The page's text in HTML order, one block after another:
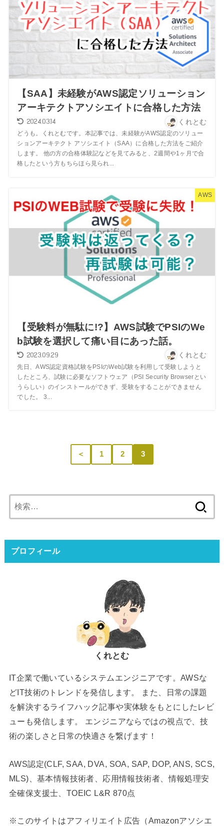
【SAA】未経験がAWS認定ソリューション
アーキテクトアソシエイトに合格した方法
2024.03.14 くれとむ
どうも。くれとむです。本記事では、未経験がAWS認定のソリュー
ションアーキテクト アソシエイト（SAA）に合格した方法をご紹介
します。 他の方の合格体験記などを見てみると、2週間や1ヶ月で合
格したという方もちらほら見られ...
AWS
【受験料が無駄に!?】AWS試験でPSIのWe
b試験を選択して痛い目にあった話。
2023.09.29 くれとむ
先日、AWS認定資格試験をPSIのWeb試験を利用して受験しようと
したところ、試験に必要なソフトウェア（PSI Security Browserとい
うらしい）のインストールができず、受験をすることができません
でした。 3...
＜ 1 2 3
索:
プロフィール
くれとむ
IT企業で働いているシステムエンジニアです。AWSな
どIT技術のトレンドを発信します。 また、日常の課題
を解決するライフハック記事や実体験をもとにしたレビ
ューも発信します。 エンジニアならではの視点で、技
術の楽しさと日常の快適さを繋げます！
AWS認定(CLF, SAA, DVA, SOA, SAP, DOP, ANS, SCS,
MLS)、基本情報技術者、応用情報技術者、情報処理安
全確保支援士、TOEIC L&R 870点
※このサイトはアフィリエイト広告（Amazonアソシエ